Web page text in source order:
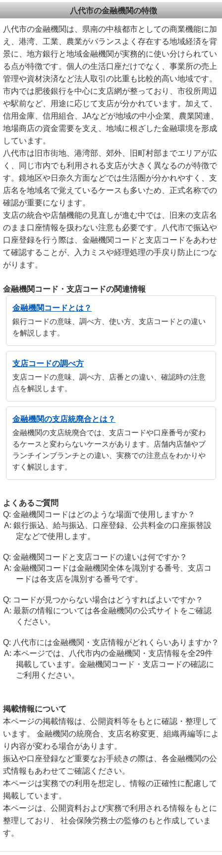
八代市の金融機関の特徴
八代市の金融機関は、県南の中核都市としての商業機能に加
え、港湾、工業、農業がバランスよく存在する地域経済を背
景に、地方銀行と地域金融機関が実務的に使い分けられてい
る点が特徴です。個人の生活口座だけでなく、事業所の売上
管理や資材決済など法人取引の比重も比較的高い地域です。
市内では肥後銀行を中心に支店網が整っており、市役所周辺
や駅前など、用途に応じて支店が分かれています。加えて、
信用金庫、信用組合、JAなどが地域の中小企業、農業関連、
地場商店の資金需要を支え、地域に根ざした金融環境を形成
しています。
八代市は旧市街地、港湾部、郊外、旧町村部までエリアが広
く、同じ市内でも利用される支店が大きく異なるのが特徴で
す。鏡地区や日奈久方面などでは生活圏が分かれやすく、支
店名を地域名で覚えているケースも多いため、正式名称での
確認が重要になります。
支店の統合や店舗機能の見直しが進む中では、旧来の支店名
のまま口座情報を扱わない注意も必要です。八代市で振込や
口座登録を行う際は、金融機関コードと支店コードをあわせ
て確認することが、入力ミスや経理処理の手戻り防止につな
がります。
金融機関コード・支店コードの関連情報
金融機関コードとは？
銀行コードの意味、調べ方、使い方、支店コードとの違い
を解説します。
支店コードの調べ方
支店コードの意味、調べ方、店番との違い、確認時の注意
点を解説します。
金融機関の支店統廃合とは？
金融機関の支店統廃合では、支店コードや口座番号が変わ
るケースと変わらないケースがあります。店舗内店舗やブ
ランチインブランチとの違い、実務での注意点をわかりや
すく解説します。
よくあるご質問
金融機関コードはどのような場面で使用しますか？
銀行振込、給与振込、口座登録、公共料金の口座振替設
定などで使用します。
金融機関コードと支店コードの違いは何ですか？
金融機関コードは金融機関全体を識別する番号、支店コ
ードは各支店を識別する番号です。
コードが見つからない場合はどうすればよいですか？
最新の情報については各金融機関の公式サイトをご確認
ください。
八代市には金融機関・支店情報がどれくらいありますか？
本ページでは、八代市内の金融機関・支店情報を全29件
掲載しています。金融機関コード・支店コードの確認に
ご利用ください。
掲載情報について
本ページの掲載情報は、公開資料等をもとに確認・整理して
います。 金融機関の統廃合、支店名称変更、組織再編等によ
り内容が変わる場合があります。
振込や口座登録など重要なお手続きの際は、各金融機関の公
式情報もあわせてご確認ください。
本ページは実務での利用を想定し、情報の正確性に配慮して
掲載しています。
本ページは、公開資料および実務で利用される情報をもとに
整理しており、 社会保険労務士の監修のもと作成していま
す。